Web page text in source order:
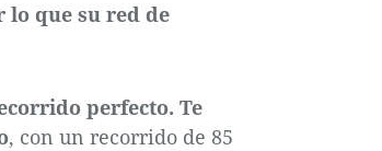
lo que su red de
perfecto. Te
, con un recorrido de 85